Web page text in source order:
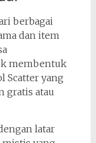
berbagai
dan item
membentuk
Scatter yang
gratis atau
latar